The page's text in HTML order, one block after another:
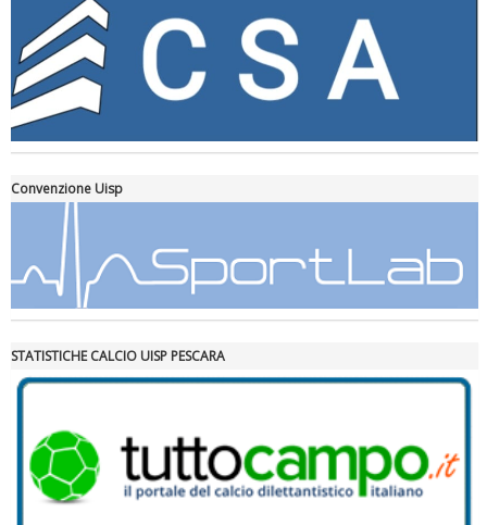
Ddl Lobby, Uisp: “Il Parlamento valorizzi le nostre specificità"
La formazione Uisp rallenta ma prosegue anche in estate
Convenzione Uisp
STATISTICHE CALCIO UISP PESCARA